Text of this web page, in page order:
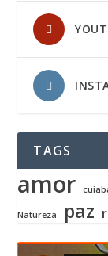
TAGS
amor
Natureza paz